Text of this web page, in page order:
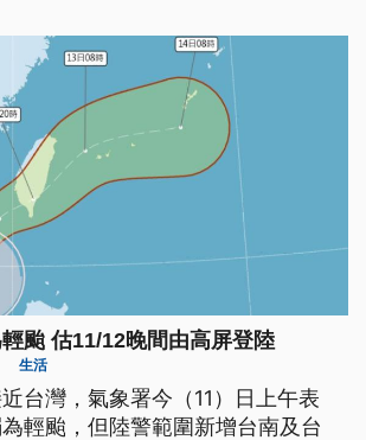
颱 估11/12晚間由高屏登陸
生活
台灣，氣象署今（11）日上午表
輕颱，但陸警範圍新增台南及台